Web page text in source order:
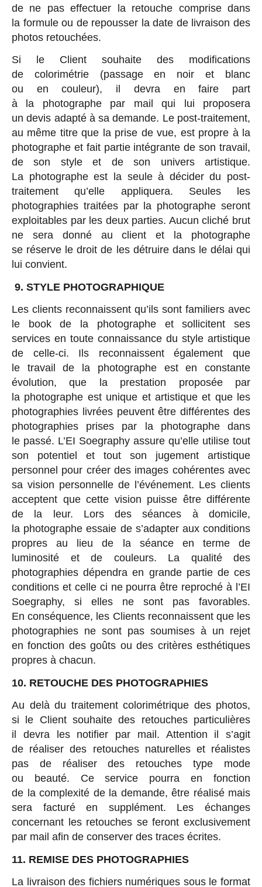
de ne pas effectuer la retouche comprise dans
la formule ou de repousser la date de livraison des
photos retouchées.
Si le Client souhaite des modifications
de colorimétrie (passage en noir et blanc
ou en couleur), il devra en faire part
à la photographe par mail qui lui proposera
un devis adapté à sa demande. Le post-traitement,
au même titre que la prise de vue, est propre à la
photographe et fait partie intégrante de son travail,
de son style et de son univers artistique.
La photographe est la seule à décider du post-
traitement qu’elle appliquera. Seules les
photographies traitées par la photographe seront
exploitables par les deux parties. Aucun cliché brut
ne sera donné au client et la photographe
se réserve le droit de les détruire dans le délai qui
lui convient.
9. STYLE PHOTOGRAPHIQUE
Les clients reconnaissent qu’ils sont familiers avec
le book de la photographe et sollicitent ses
services en toute connaissance du style artistique
de celle-ci. Ils reconnaissent également que
le travail de la photographe est en constante
évolution, que la prestation proposée par
la photographe est unique et artistique et que les
photographies livrées peuvent être différentes des
photographies prises par la photographe dans
le passé. L’EI Soegraphy assure qu’elle utilise tout
son potentiel et tout son jugement artistique
personnel pour créer des images cohérentes avec
sa vision personnelle de l’événement. Les clients
acceptent que cette vision puisse être différente
de la leur. Lors des séances à domicile,
la photographe essaie de s’adapter aux conditions
propres au lieu de la séance en terme de
luminosité et de couleurs. La qualité des
photographies dépendra en grande partie de ces
conditions et celle ci ne pourra être reproché à l’EI
Soegraphy, si elles ne sont pas favorables.
En conséquence, les Clients reconnaissent que les
photographies ne sont pas soumises à un rejet
en fonction des goûts ou des critères esthétiques
propres à chacun.
10. RETOUCHE DES PHOTOGRAPHIES
Au delà du traitement colorimétrique des photos,
si le Client souhaite des retouches particulières
il devra les notifier par mail. Attention il s’agit
de réaliser des retouches naturelles et réalistes
pas de réaliser des retouches type mode
ou beauté. Ce service pourra en fonction
de la complexité de la demande, être réalisé mais
sera facturé en supplément. Les échanges
concernant les retouches se feront exclusivement
par mail afin de conserver des traces écrites.
11. REMISE DES PHOTOGRAPHIES
La livraison des fichiers numériques sous le format